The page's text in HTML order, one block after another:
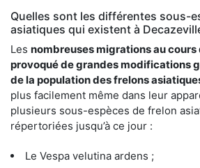
Quelles sont les différentes sous-
asiatiques qui existent à
Les nombreuses migrations au cours
provoqué de grandes modifications
de la population des frelons
plus facilement même dans leur
plusieurs sous-espèces de frelon
répertoriées jusqu’à ce jour :
Le Vespa velutina ardens ;